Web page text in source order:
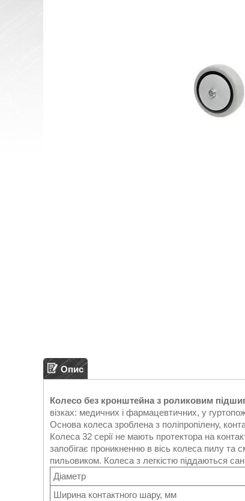
Опис
Колесо без кронштейна з роликовим
візках: медичних і фармацевтичних, у
Основа колеса зроблена з поліпропілену,
Колеса 32 серії не мають протектора на
запобігає проникненню в вісь колеса пилу та
пильовиком. Колеса з легкістю піддаються
Діаметр
Ширина контактного шару, мм